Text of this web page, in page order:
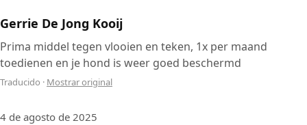
Gerrie De Jong Kooij
Prima middel tegen vlooien en teken, 1x per maand
toedienen en je hond is weer goed beschermd
Traducido · Mostrar original
4 de agosto de 2025